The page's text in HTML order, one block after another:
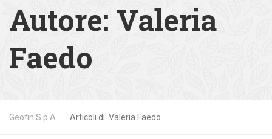
Autore: Valeria
Faedo
Geofin S.p.A. Articoli di: Valeria Faedo